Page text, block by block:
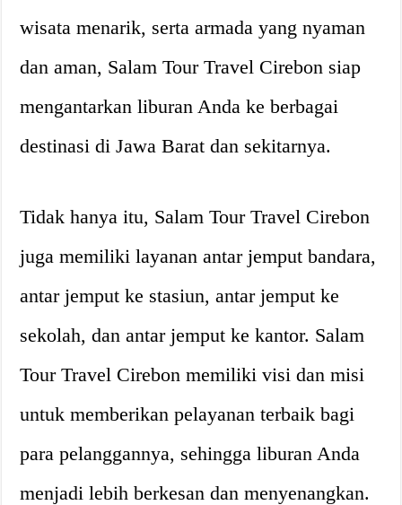
wisata menarik, serta armada yang nyaman
dan aman, Salam Tour Travel Cirebon siap
mengantarkan liburan Anda ke berbagai
destinasi di Jawa Barat dan sekitarnya.
Tidak hanya itu, Salam Tour Travel Cirebon
juga memiliki layanan antar jemput bandara,
antar jemput ke stasiun, antar jemput ke
sekolah, dan antar jemput ke kantor. Salam
Tour Travel Cirebon memiliki visi dan misi
untuk memberikan pelayanan terbaik bagi
para pelanggannya, sehingga liburan Anda
menjadi lebih berkesan dan menyenangkan.